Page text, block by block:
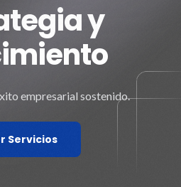
y
empresarial sostenido.
Servicios